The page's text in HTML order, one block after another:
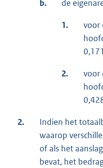
b. de
1.
voor
2.
voor
2.
Indien het
waarop
of als het
bevat, het